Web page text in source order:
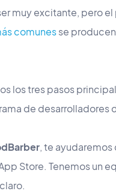
muy excitante, pero
comunesse
los tres pasos
de
, te
Store. Tenemos un